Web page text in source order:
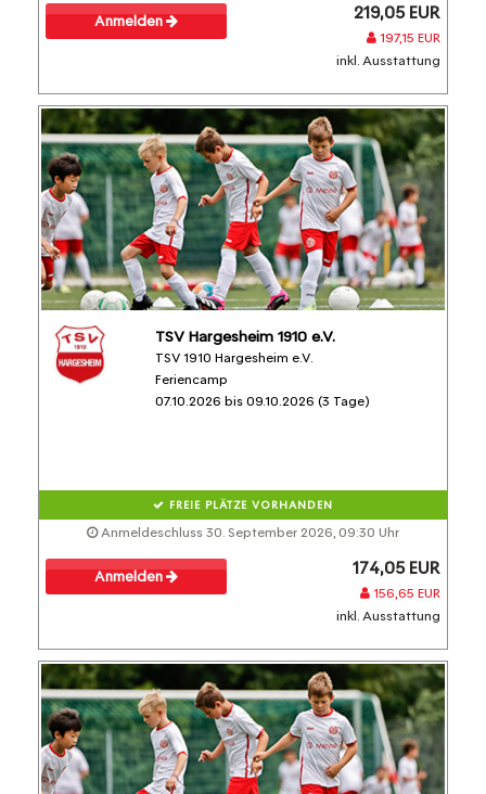
Anmelden 219,05 EUR
197,15 EUR
inkl. Ausstattung
TSV Hargesheim 1910 e.V.
TSV 1910 Hargesheim e.V.
Feriencamp
07.10.2026 bis 09.10.2026 (3 Tage)
FREIE PLÄTZE VORHANDEN
Anmeldeschluss 30. September 2026, 09:30 Uhr
Anmelden 174,05 EUR
156,65 EUR
inkl. Ausstattung